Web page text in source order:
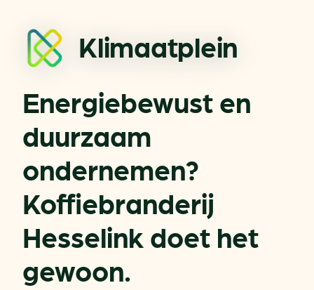
Klimaatplein
Energiebewust en
duurzaam
ondernemen?
Koffiebranderij
Hesselink doet het
gewoon.